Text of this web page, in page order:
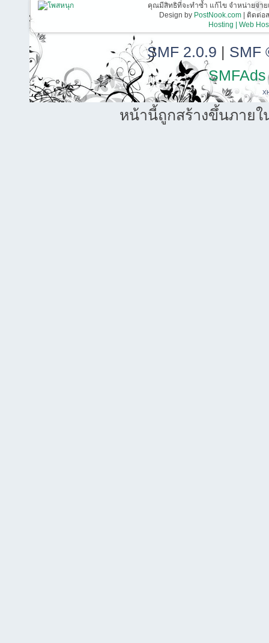
คุณมีสิทธิที่จะทำซ้ำ แก้ไข จำหน่ายจ่า
Design by PostNook.com| ติดต่อส
Hosting | Web
SMF 2.0.9 | SMF
SMFAds
หน้านี้ถูกสร้างขึ้นภายใ